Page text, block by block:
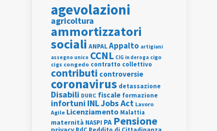
agevolazioni
agricoltura
ammortizzatori
sociali ANPALAppalto artigiani
assegno unico CCNL CIG in deroga cigo
cigs congedo contratto collettivo
contributi controversie
coronavirus detassazione
Disabili DURC fiscale formazione
infortuni INLJobs Act Lavoro
Agile Licenziamento Malattia
maternità NASPI PA Pensione